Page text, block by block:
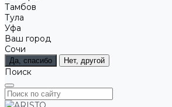
Тамбов
Тула
Уфа
Ваш город
Сочи
Да, спасибо Нет, другой
Поиск